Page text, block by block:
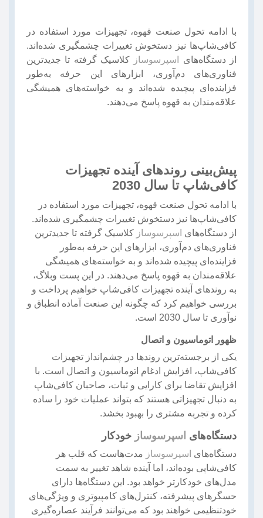
با ادامه تحول صنعت قهوه، تجهیزات مورد استفاده در
کافی‌شاپ‌ها نیز دستخوش تغییرات چشمگیری شده‌اند.
از دستگاه‌های
اسپرسوساز
کلاسیک گرفته تا جدیدترین
فناوری‌های دم‌آوری، ابزارهای این حرفه به‌طور
فزاینده‌ای پیچیده شده‌اند و به خواسته‌های همیشگی
علاقه‌مندان به قهوه پاسخ می‌دهند.
پیش‌بینی روندهای آینده تجهیزات
کافی‌شاپ تا سال 2030
با ادامه تحول صنعت قهوه، تجهیزات مورد استفاده در
کافی‌شاپ‌ها نیز دستخوش تغییرات چشمگیری شده‌اند.
از دستگاه‌های اسپرسوساز کلاسیک گرفته تا جدیدترین
فناوری‌های دم‌آوری، ابزارهای این حرفه به‌طور
فزاینده‌ای پیچیده شده‌اند و به خواسته‌های همیشگی
علاقه‌مندان به قهوه پاسخ می‌دهند. در این پست وبلاگ،
به روندهای آینده تجهیزات کافی‌شاپ خواهیم پرداخت و
بررسی خواهیم کرد که چگونه این صنعت آماده انطباق و
نوآوری تا سال 2030 است.
ظهور اتوماسیون و اتصال
یکی از برجسته‌ترین روندها در چشم‌انداز تجهیزات
کافی‌شاپ، افزایش ادغام اتوماسیون و اتصال است. با
افزایش تقاضا برای کارایی و ثبات، صاحبان کافی‌شاپ
به دنبال تجهیزاتی هستند که بتواند عملیات خود را ساده
کرده و تجربه مشتری را بهبود بخشد.
دستگاه‌های اسپرسوساز خودکار
دستگاه‌های اسپرسوساز مدت‌هاست که قلب هر
کافی‌شاپی بوده‌اند، اما آینده شاهد تغییر به سمت
مدل‌های خودکارتر خواهد بود. این دستگاه‌ها دارای
حسگرهای پیشرفته، کنترل‌های کامپیوتری و ویژگی‌های
خودتنظیمی خواهند بود که می‌توانند فرآیند عصاره‌گیری